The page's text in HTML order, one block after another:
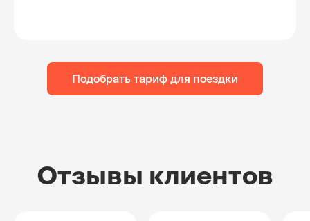
Подобрать тариф для поездки
Отзывы клиентов